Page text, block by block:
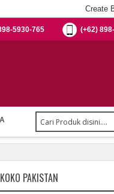
(+62)
5930-765
PAKISTAN